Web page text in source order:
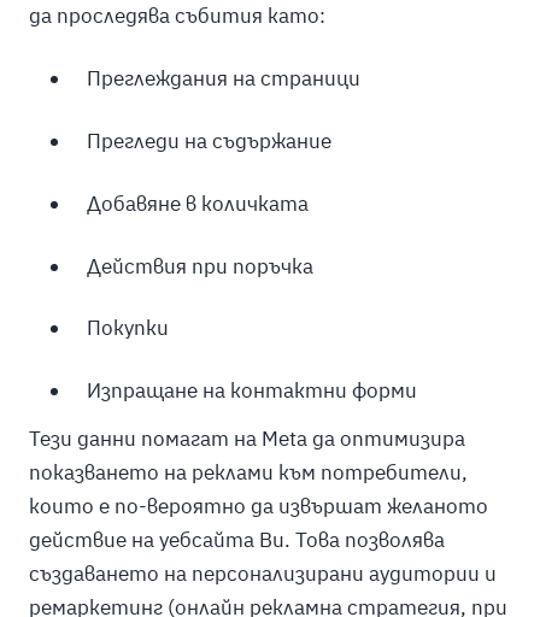
да проследява събития като:
Преглеждания на страници
Прегледи на съдържание
Добавяне в количката
Действия при поръчка
Покупки
Изпращане на контактни форми
Тези данни помагат на Meta да оптимизира
показването на реклами към потребители,
които е по-вероятно да извършат желаното
действие на уебсайта Ви. Това позволява
създаването на персонализирани аудитории и
ремаркетинг (онлайн рекламна стратегия, при